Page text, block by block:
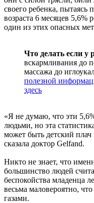
своего ребенка, пытаясь
возраста 6 месяцев 5,6%
один из этих опасных
Что делать если у
вскармливания до
массажа до
полезной
здесь
«Я не думаю, что эти
людьми, но эта
может быть детский
сказала доктор Gelfand.
Никто не знает, что
большинство людей
беспокойства младенца
весьма маловероятно,
газами.